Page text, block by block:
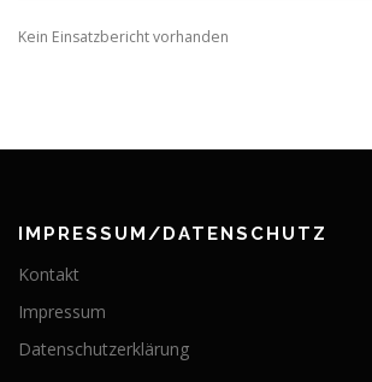
Kein Einsatzbericht vorhanden
IMPRESSUM/DATENSCHUTZ
Kontakt
Impressum
Datenschutzerklärung